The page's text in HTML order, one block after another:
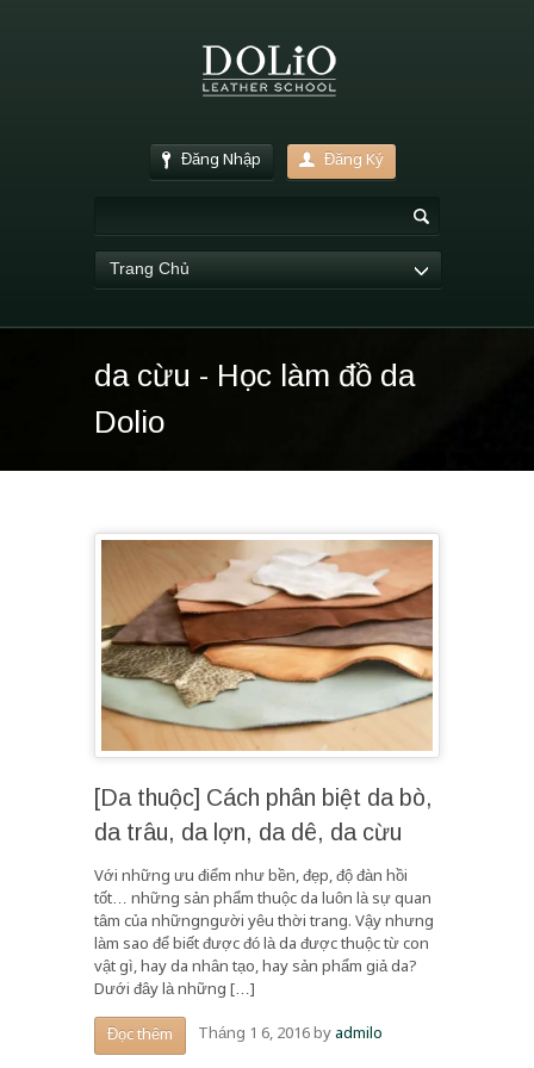
Đăng Nhập Đăng Ký
Trang Chủ
da cừu - Học làm đồ da
Dolio
[Da thuộc] Cách phân biệt da bò,
da trâu, da lợn, da dê, da cừu
Với những ưu điểm như bền, đẹp, độ đàn hồi
tốt… những sản phẩm thuộc da luôn là sự quan
tâm của nhữngngười yêu thời trang. Vậy nhưng
làm sao để biết được đó là da được thuộc từ con
vật gì, hay da nhân tạo, hay sản phẩm giả da?
Dưới đây là những […]
Đọc thêm Tháng 1 6, 2016byadmilo